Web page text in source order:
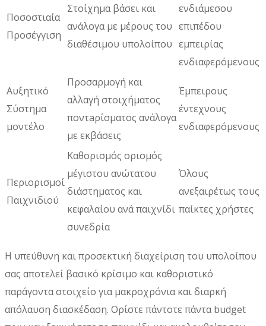
Ποσοστιαία
Προσέγγιση
Στοίχημα βάσει και
ανάλογα με μέρους του
διαθέσιμου υπολοίπου
ενδιάμεσου
επιπέδου
εμπειρίας
ενδιαφερόμενους
Αυξητικό
Σύστημα
μοντέλο
Προσαρμογή και
αλλαγή στοιχήματος
ποντaρίσματος ανάλογα
με εκβάσεις
Έμπειρους
έντεχνους
ενδιαφερόμενους
Περιορισμοί
Παιχνιδιού
Καθορισμός ορισμός
μέγιστου ανώτατου
διάστηματος και
κεφαλαίου ανά παιχνίδι
συνεδρία
Όλους
ανεξαιρέτως τους
παίκτες χρήστες
Η υπεύθυνη και προσεκτική διαχείριση του υπολοίπου
σας αποτελεί βασικό κρίσιμο και καθοριστικό
παράγοντα στοιχείο για μακροχρόνια και διαρκή
απόλαυση διασκέδαση. Ορίστε πάντοτε πάντα budget